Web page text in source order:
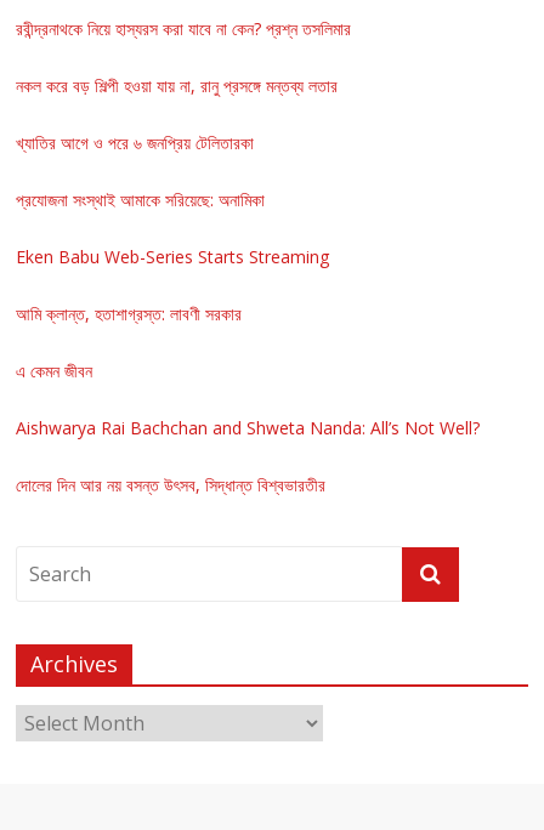
রবীন্দ্রনাথকে নিয়ে হাস্যরস করা যাবে না কেন? প্রশ্ন তসলিমার
নকল করে বড় শিল্পী হওয়া যায় না, রানু প্রসঙ্গে মন্তব্য লতার
খ্যাতির আগে ও পরে ৬ জনপ্রিয় টেলিতারকা
প্রযোজনা সংস্থাই আমাকে সরিয়েছে: অনামিকা
Eken Babu Web-Series Starts Streaming
আমি ক্লান্ত, হতাশাগ্রস্ত: লাবণী সরকার
এ কেমন জীবন
Aishwarya Rai Bachchan and Shweta Nanda: All’s Not Well?
দোলের দিন আর নয় বসন্ত উৎসব, সিদ্ধান্ত বিশ্বভারতীর
Archives